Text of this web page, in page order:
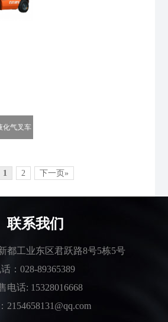
化气叉车
1 2 下一页»
联系我们
都工业东区君跃路8号5栋5号
：028-89365389
电话: 15328016668
2154658131@qq.com